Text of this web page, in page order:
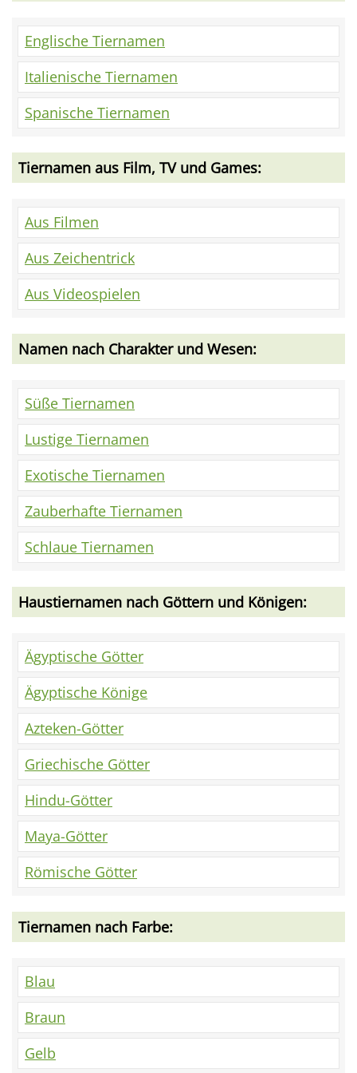
Englische Tiernamen
Italienische Tiernamen
Spanische Tiernamen
Tiernamen aus Film, TV und Games:
Aus Filmen
Aus Zeichentrick
Aus Videospielen
Namen nach Charakter und Wesen:
Süße Tiernamen
Lustige Tiernamen
Exotische Tiernamen
Zauberhafte Tiernamen
Schlaue Tiernamen
Haustiernamen nach Göttern und Königen:
Ägyptische Götter
Ägyptische Könige
Azteken-Götter
Griechische Götter
Hindu-Götter
Maya-Götter
Römische Götter
Tiernamen nach Farbe:
Blau
Braun
Gelb